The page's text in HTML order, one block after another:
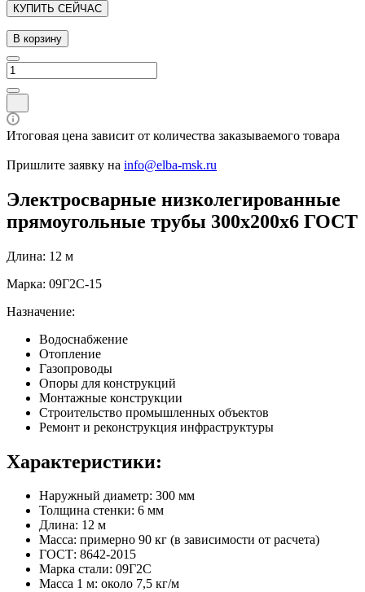
КУПИТЬ СЕЙЧАС
В корзину
Итоговая цена зависит от количества заказываемого товара
Пришлите заявку на info@elba-msk.ru
Электросварные низколегированные
прямоугольные трубы 300х200х6 ГОСТ
Длина: 12 м
Марка: 09Г2С-15
Назначение:
Водоснабжение
Отопление
Газопроводы
Опоры для конструкций
Монтажные конструкции
Строительство промышленных объектов
Ремонт и реконструкция инфраструктуры
Характеристики:
Наружный диаметр: 300 мм
Толщина стенки: 6 мм
Длина: 12 м
Масса: примерно 90 кг (в зависимости от расчета)
ГОСТ: 8642-2015
Марка стали: 09Г2С
Масса 1 м: около 7,5 кг/м